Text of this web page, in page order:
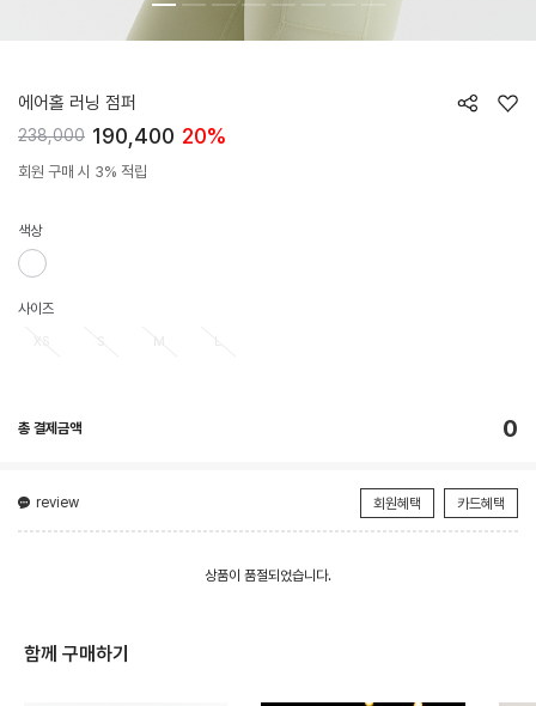
에어홀 러닝 점퍼
238,000 190,400 20%
회원 구매 시 3% 적립
색상
사이즈
총 결제금액 0
review 회원혜택 카드혜택
상품이 품절되었습니다.
함께 구매하기